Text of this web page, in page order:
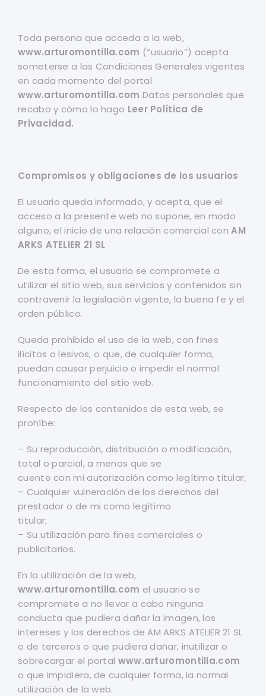
Toda persona que acceda a la web,
www.arturomontilla.com (“usuario”) acepta
someterse a las Condiciones Generales vigentes
en cada momento del portal
www.arturomontilla.com Datos personales que
recabo y cómo lo hago Leer Política de
Privacidad.
Compromisos y obligaciones de los usuarios
El usuario queda informado, y acepta, que el
acceso a la presente web no supone, en modo
alguno, el inicio de una relación comercial conAM
ARKS ATELIER 21 SL
De esta forma, el usuario se compromete a
utilizar el sitio web, sus servicios y contenidos sin
contravenir la legislación vigente, la buena fe y el
orden público.
Queda prohibido el uso de la web, con fines
ilícitos o lesivos, o que, de cualquier forma,
puedan causar perjuicio o impedir el normal
funcionamiento del sitio web.
Respecto de los contenidos de esta web, se
prohíbe:
– Su reproducción, distribución o modificación,
total o parcial, a menos que se
cuente con mi autorización como legítimo titular;
– Cualquier vulneración de los derechos del
prestador o de mi como legítimo
titular;
– Su utilización para fines comerciales o
publicitarios.
En la utilización de la web,
www.arturomontilla.com el usuario se
compromete a no llevar a cabo ninguna
conducta que pudiera dañar la imagen, los
intereses y los derechos de AM ARKS ATELIER 21 SL
o de terceros o que pudiera dañar, inutilizar o
sobrecargar el portal www.arturomontilla.com
o que impidiera, de cualquier forma, la normal
utilización de la web.